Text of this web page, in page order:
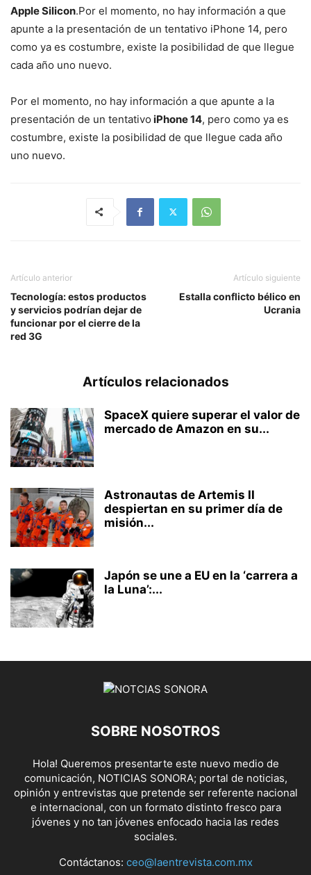
Apple Silicon.Por el momento, no hay información a que
apunte a la presentación de un tentativo iPhone 14, pero
como ya es costumbre, existe la posibilidad de que llegue
cada año uno nuevo.
Por el momento, no hay información a que apunte a la
presentación de un tentativo iPhone 14, pero como ya es
costumbre, existe la posibilidad de que llegue cada año
uno nuevo.
Artículo anterior
Tecnología: estos productos
y servicios podrían dejar de
funcionar por el cierre de la
red 3G
Artículo siguiente
Estalla conflicto bélico en
Ucrania
Artículos relacionados
SpaceX quiere superar el valor de
mercado de Amazon en su...
Astronautas de Artemis II
despiertan en su primer día de
misión...
Japón se une a EU en la ‘carrera a
la Luna’:...
SOBRE NOSOTROS
Hola! Queremos presentarte este nuevo medio de
comunicación, NOTICIAS SONORA; portal de noticias,
opinión y entrevistas que pretende ser referente nacional
e internacional, con un formato distinto fresco para
jóvenes y no tan jóvenes enfocado hacia las redes
sociales.
Contáctanos: ceo@laentrevista.com.mx